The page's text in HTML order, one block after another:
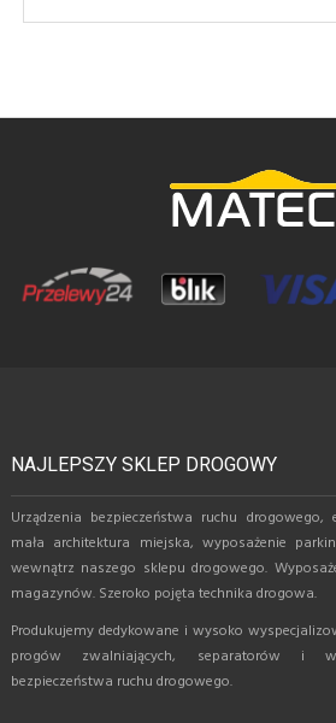
NAJLEPSZY SKLEP DROGOWY
Urządzenia bezpieczeństwa ruchu
mała architektura miejska, wyposażenie
wewnątrz naszego sklepu drogowego.
magazynów. Szeroko pojęta technika drogowa.
Produkujemy dedykowane i wysoko
progów zwalniających, separatorów i
bezpieczeństwa ruchu drogowego.